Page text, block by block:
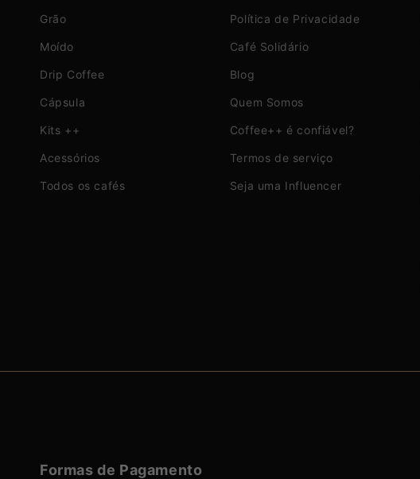
Grão
Moído
Drip Coffee
Cápsula
Kits ++
Acessórios
Todos os cafés
Política de Privacidade
Café Solidário
Blog
Quem Somos
Coffee++ é confiável?
Termos de serviço
Seja uma Influencer
Formas de Pagamento